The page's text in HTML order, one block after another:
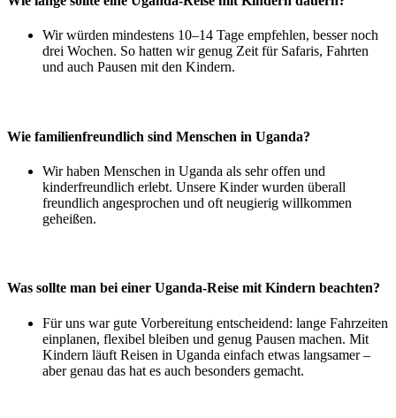
Wir würden mindestens 10–14 Tage empfehlen, besser noch
drei Wochen. So hatten wir genug Zeit für Safaris, Fahrten
und auch Pausen mit den Kindern.
Wie familienfreundlich sind Menschen in Uganda?
Wir haben Menschen in Uganda als sehr offen und
kinderfreundlich erlebt. Unsere Kinder wurden überall
freundlich angesprochen und oft neugierig willkommen
geheißen.
Was sollte man bei einer Uganda-Reise mit Kindern beachten?
Für uns war gute Vorbereitung entscheidend: lange Fahrzeiten
einplanen, flexibel bleiben und genug Pausen machen. Mit
Kindern läuft Reisen in Uganda einfach etwas langsamer –
aber genau das hat es auch besonders gemacht.